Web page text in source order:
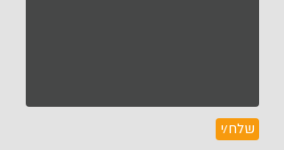
שלח/י